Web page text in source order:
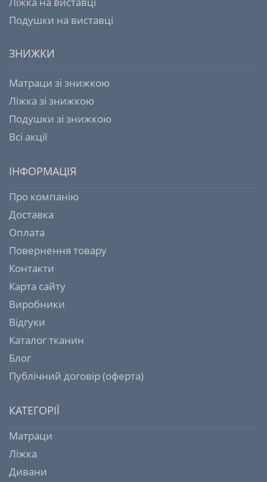
Подушки на виставці
ЗНИЖКИ
Матраци зі знижкою
Ліжка зі знижкою
Подушки зі знижкою
Всі акції
ІНФОРМАЦІЯ
Про компанію
Доставка
Оплата
Повернення товару
Контакти
Карта сайту
Виробники
Відгуки
Каталог тканин
Блог
Публічний договір (оферта)
КАТЕГОРІЇ
Матраци
Ліжка
Дивани